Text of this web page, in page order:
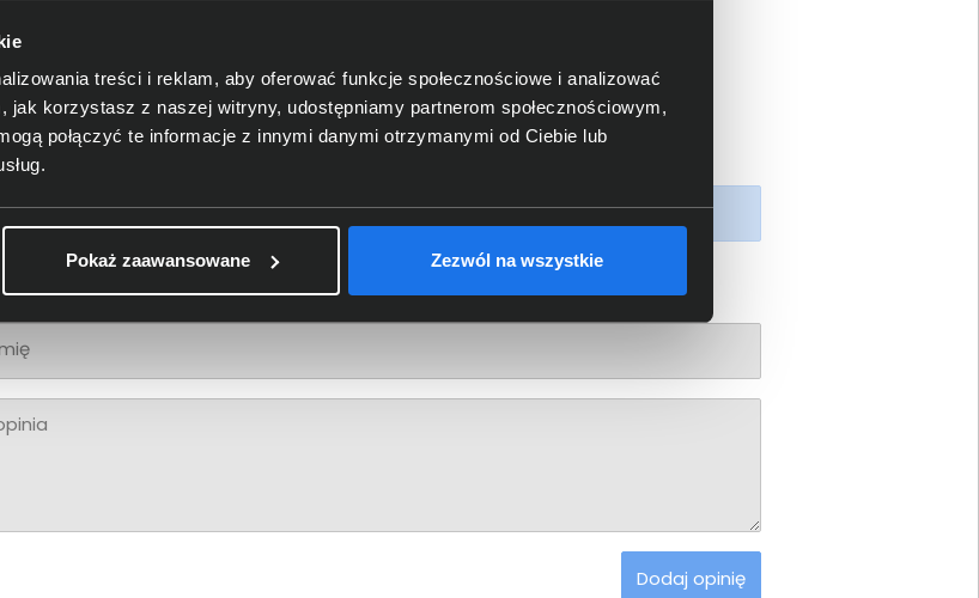
treści i reklam, aby oferować funkcje społecznościowe i analizować
jak korzystasz z naszej witryny, udostępniamy partnerom społecznościowym,
połączyć te informacje z innymi danymi otrzymanymi od Ciebie lub
Pokaż zaawansowane Zezwól na wszystkie
- zaloguj się na swoje konto i oceń zakupiony produkt.
Dodaj opinię